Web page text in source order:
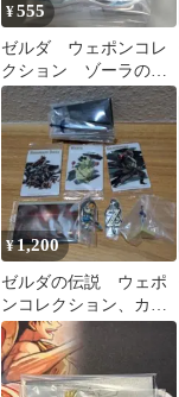
¥555
ゼルダ ウェポンコレ
クション ゾーラの大
剣
¥1,200
ゼルダの伝説 ウェポ
ンコレクション、カー
ド、ガチャガチャ